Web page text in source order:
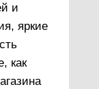
и
яркие
как